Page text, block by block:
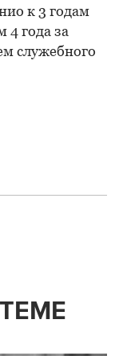
к 3 годам
4 года за
служебного